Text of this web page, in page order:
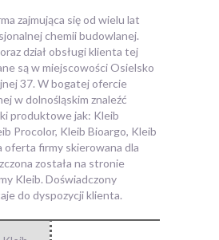
zajmująca się od wielu lat
chemii budowlanej.
dział obsługi klienta tej
są w miejscowości Osielsko
37. W bogatej ofercie
w dolnośląskim znaleźć
produktowe jak: Kleib
Procolor, Kleib Bioargo, Kleib
oferta firmy skierowana dla
została na stronie
Kleib. Doświadczony
do dyspozycji klienta.